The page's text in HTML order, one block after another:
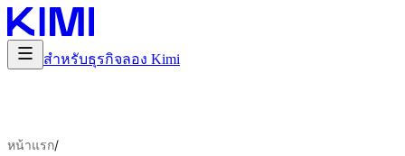
สำหรับธุรกิจลอง Kimi
หน้าแรก/